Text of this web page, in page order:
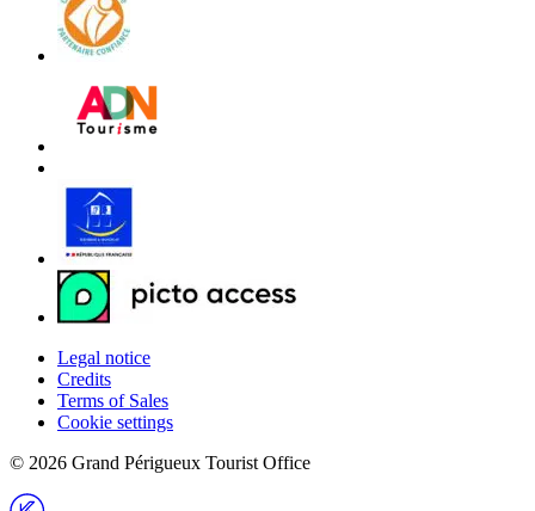
Legal notice
Credits
Terms of Sales
Cookie settings
© 2026 Grand Périgueux Tourist Office